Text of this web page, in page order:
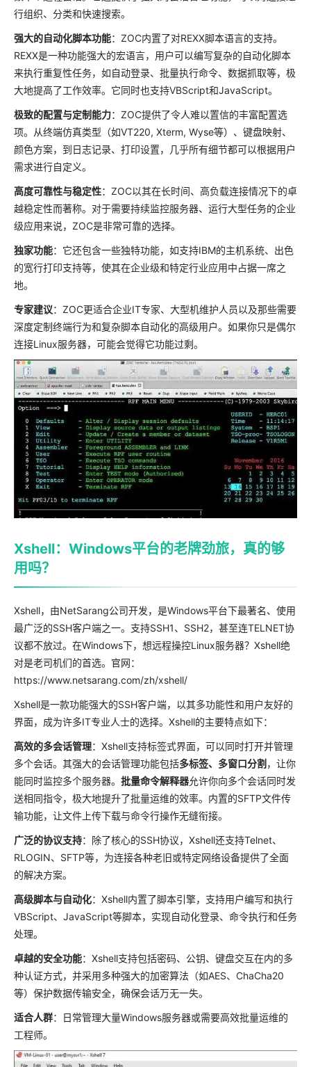
行组织、分类和快速搜索。
强大的自动化脚本功能：ZOC内置了对REXX脚本语言的支持。
REXX是一种功能强大的宏语言，用户可以编写复杂的自动化脚本
来执行重复性任务，如自动登录、批量执行命令、数据抓取等，极
大地提高了工作效率。它同时也支持VBScript和JavaScript。
极致的配置与定制能力：ZOC提供了令人难以置信的丰富配置选
项。从终端仿真类型（如VT220, Xterm, Wyse等）、键盘映射、
颜色方案，到日志记录、打印设置，几乎所有细节都可以根据用户
需求进行自定义。
高度可靠性与稳定性：ZOC以其在长时间、高负载连接情况下的卓
越稳定性而著称。对于需要持续监控服务器、运行大型任务的企业
级应用来说，ZOC是非常可靠的选择。
独家功能：它还包含一些独特功能，如支持IBM的主机系统、出色
的宽行打印支持等，使其在企业级和特定行业应用中占据一席之
地。
专家建议：ZOC更适合企业IT专家、大型机维护人员以及那些需要
深度定制终端行为和复杂脚本自动化的高级用户。如果你只是偶尔
连接Linux服务器，可能会觉得它功能过剩。
Xshell：Windows平台的老牌劲旅，真的够
用吗？
Xshell，由NetSarang公司开发，是Windows平台下最著名、使用
最广泛的SSH客户端之一。支持SSH1、SSH2，甚至连TELNET协
议都不放过。在Windows下，想远程操控Linux服务器？Xshell绝
对是老司机们的首选。官网：
https://www.netsarang.com/zh/xshell/
Xshell是一款功能强大的SSH客户端，以其多功能性和用户友好的
界面，成为许多IT专业人士的选择。Xshell的主要特点如下：
高效的多会话管理：Xshell支持标签式界面，可以同时打开并管理
多个会话。其强大的会话管理功能包括多标签、多窗口分割 ，让你
能同时监控多个服务器。 批量命令解释器允许你向多个会话同时发
送相同指令，极大地提升了批量运维的效率。内置的SFTP文件传
输功能，让文件上传下载与命令行操作无缝衔接。
广泛的协议支持：除了核心的SSH协议，Xshell还支持Telnet、
RLOGIN、SFTP等，为连接各种老旧或特定网络设备提供了全面
的解决方案。
高级脚本与自动化：Xshell内置了脚本引擎，支持用户编写和执行
VBScript、JavaScript等脚本，实现自动化登录、命令执行和任务
处理。
卓越的安全功能：Xshell支持包括密码、公钥、键盘交互在内的多
种认证方式，并采用多种强大的加密算法（如AES、ChaCha20
等）保护数据传输安全，确保会话万无一失。
适合人群：日常管理大量Windows服务器或需要高效批量运维的
工程师。